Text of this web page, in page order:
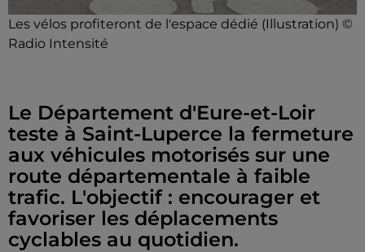
Les vélos profiteront de l'espace dédié (Illustration) ©
Radio Intensité
Le Département d'Eure-et-Loir
teste à Saint-Luperce la fermeture
aux véhicules motorisés sur une
route départementale à faible
trafic. L'objectif : encourager et
favoriser les déplacements
cyclables au quotidien.